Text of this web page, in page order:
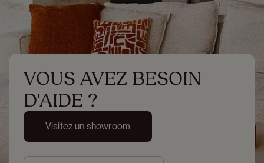
VOUS AVEZ BESOIN
D'AIDE ?
Visitez un showroom